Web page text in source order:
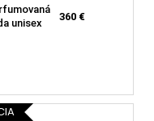
unisex
360 €